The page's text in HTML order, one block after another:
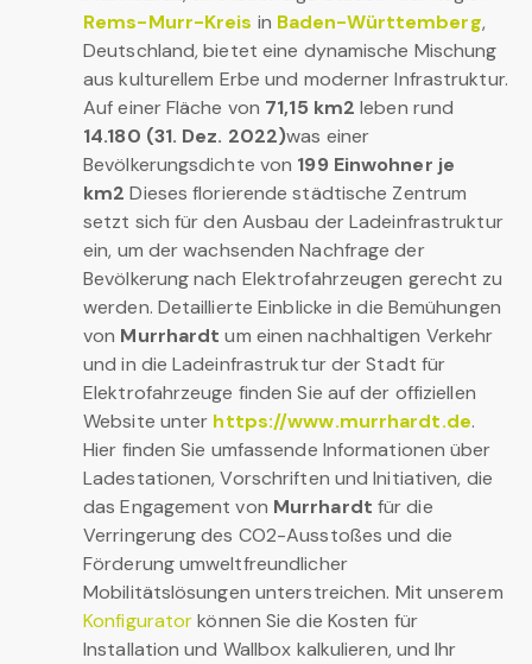
Rems-Murr-Kreis in Baden-Württemberg,
Deutschland, bietet eine dynamische Mischung
aus kulturellem Erbe und moderner Infrastruktur.
Auf einer Fläche von 71,15 km2 leben rund
14.180 (31. Dez. 2022)was einer
Bevölkerungsdichte von 199 Einwohner je
km2 Dieses florierende städtische Zentrum
setzt sich für den Ausbau der Ladeinfrastruktur
ein, um der wachsenden Nachfrage der
Bevölkerung nach Elektrofahrzeugen gerecht zu
werden. Detaillierte Einblicke in die Bemühungen
von Murrhardt um einen nachhaltigen Verkehr
und in die Ladeinfrastruktur der Stadt für
Elektrofahrzeuge finden Sie auf der offiziellen
Website unter https://www.murrhardt.de.
Hier finden Sie umfassende Informationen über
Ladestationen, Vorschriften und Initiativen, die
das Engagement von Murrhardt für die
Verringerung des CO2-Ausstoßes und die
Förderung umweltfreundlicher
Mobilitätslösungen unterstreichen. Mit unserem
Konfiguratorkönnen Sie die Kosten für
Installation und Wallbox kalkulieren, und Ihr